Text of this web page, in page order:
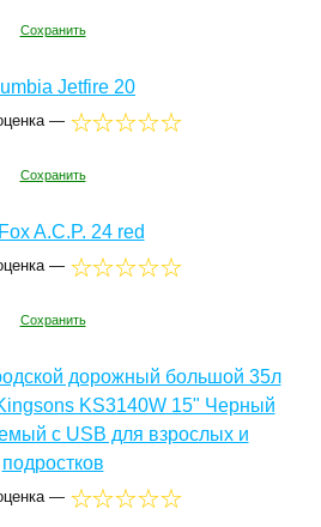
Сохранить
Jetfire 20
—
Сохранить
A.C.P. 24 red
—
Сохранить
дорожный большой 35л
KS3140W 15" Черный
с USB для взрослых и
подростков
—